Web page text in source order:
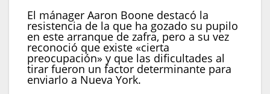
El mánager Aaron Boone destacó la
resistencia de la que ha gozado su pupilo
en este arranque de zafra, pero a su vez
reconoció que existe «cierta
preocupación» y que las dificultades al
tirar fueron un factor determinante para
enviarlo a Nueva York.